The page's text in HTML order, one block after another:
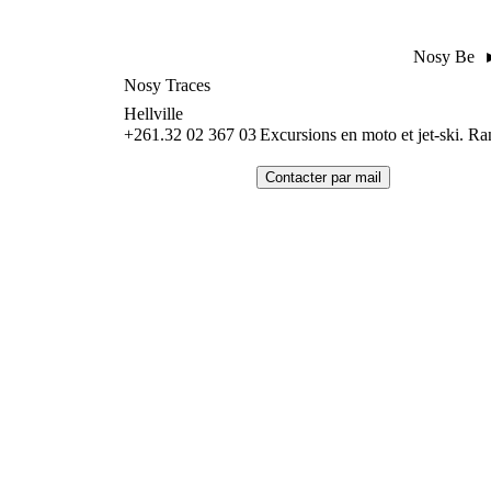
Nosy Be
Nosy Traces
Hellville
+261.32 02 367 03Excursions en moto et jet-ski.